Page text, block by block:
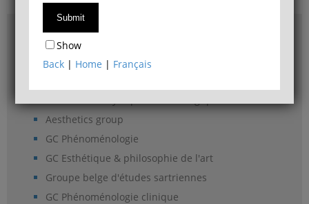
Access & maps
Philosophy Department Library
Aesthetics group
GC Phénoménologie
GC Esthétique & philosophie de l'art
Groupe belge d'études sartriennes
GC Phénoménologie clinique
Show
Back | Home | Français